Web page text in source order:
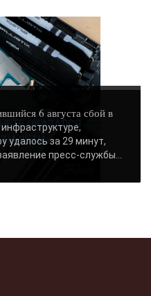
люблю, когда их дают мне.
ОКАЗАЛСЯ
СЕТИ»..
6 августа сбой в
удалось за 29 минут,
пресс-службы...